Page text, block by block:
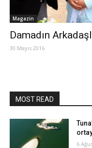
Magazin
Damadın
30 Mayıs 2016
MOST READ
6